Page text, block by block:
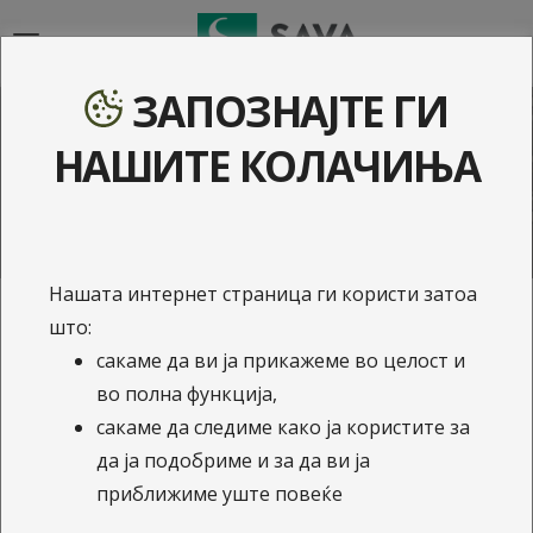
Новини
13.3.2025
Јавен повик за набавка
на вршење услуги за
обезбедување
ЗАПОЗНАЈТЕ ГИ
НАШИТЕ КОЛАЧИЊА
Нашата интернет страница ги користи затоа
што:
сакаме да ви ја прикажеме во целост и
во полна функција,
сакаме да следиме како ја користите за
да ја подобриме и за да ви ја
приближиме уште повеќе